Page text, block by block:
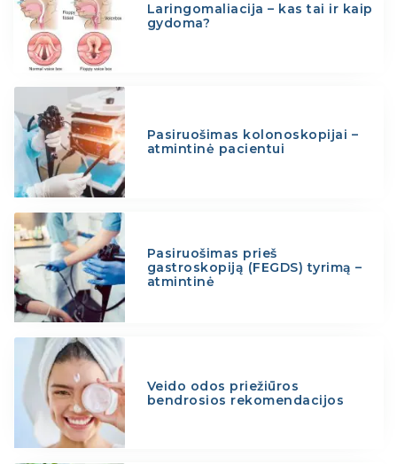
Laringomaliacija – kas tai ir kaip
gydoma?
Pasiruošimas kolonoskopijai –
atmintinė pacientui
Pasiruošimas prieš
gastroskopiją (FEGDS) tyrimą –
atmintinė
Veido odos priežiūros
bendrosios rekomendacijos